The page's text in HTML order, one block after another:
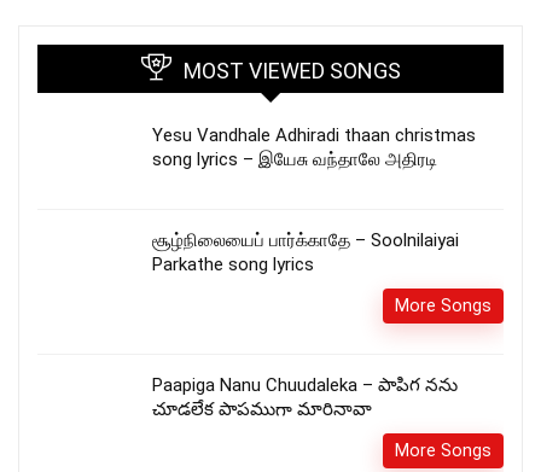
MOST VIEWED SONGS
Yesu Vandhale Adhiradi thaan christmas
song lyrics – இயேசு வந்தாலே அதிரடி
சூழ்நிலையைப் பார்க்காதே – Soolnilaiyai
Parkathe song lyrics
More Songs
Paapiga Nanu Chuudaleka – పాపిగ నను
చూడలేక పాపముగా మారినావా
More Songs